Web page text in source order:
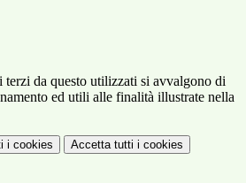
terzi da questo utilizzati si avvalgono di
ed utili alle finalità illustrate nella
i cookies Accetta tutti i cookies